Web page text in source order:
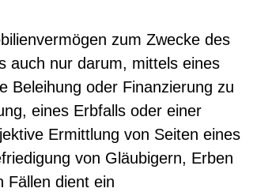
zum Zwecke des
auch nur darum, mittels eines
Beleihung oder Finanzierung zu
eines Erbfalls oder einer
Ermittlung von Seiten eines
von Gläubigern, Erben
Fällen dient ein